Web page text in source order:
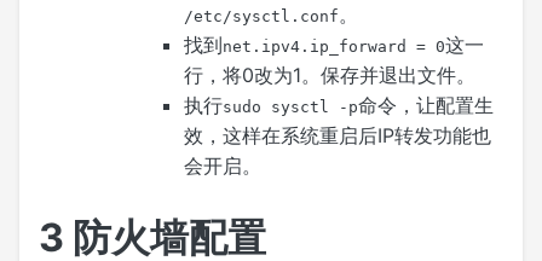
/etc/sysctl.conf 。
找到net.ipv4.ip_forward = 0这一
行，将0改为1。保存并退出文件。
执行sudo sysctl -p命令，让配置生
效，这样在系统重启后IP转发功能也
会开启。
3 防火墙配置